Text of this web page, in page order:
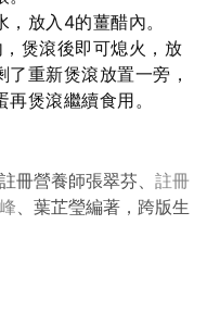
放入4的薑醋內。
煲滾後即可熄火，放
重新煲滾放置一旁，
煲滾繼續食用。
冊營養師張翠芬、 註冊
、葉芷瑩編著，跨版生